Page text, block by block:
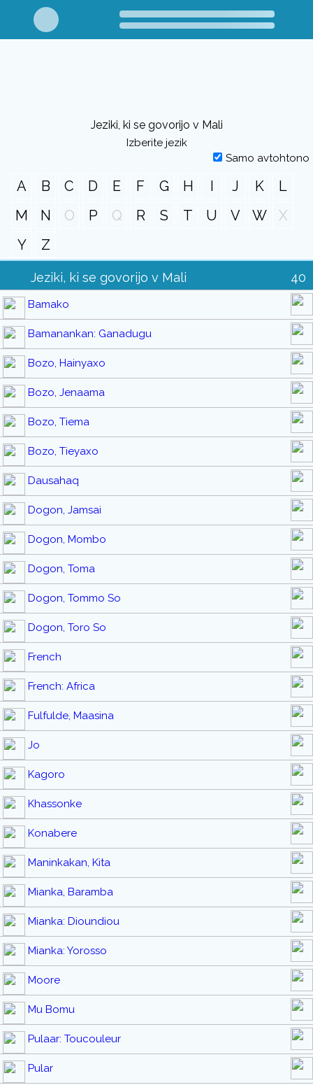
Jeziki, ki se govorijo v Mali
Izberite jezik
Samo avtohtono
A B C D E F G H I J K
L
M
N O P Q R S T U V W
X
Y
Z
Jeziki, ki se govorijo v Mali 40
Bamako
Bamanankan: Ganadugu
Bozo, Hainyaxo
Bozo, Jenaama
Bozo, Tiema
Bozo, Tieyaxo
Dausahaq
Dogon, Jamsai
Dogon, Mombo
Dogon, Toma
Dogon, Tommo So
Dogon, Toro So
French
French: Africa
Fulfulde, Maasina
Jo
Kagoro
Khassonke
Konabere
Maninkakan, Kita
Mianka, Baramba
Mianka: Dioundiou
Mianka: Yorosso
Moore
Mu Bomu
Pulaar: Toucouleur
Pular